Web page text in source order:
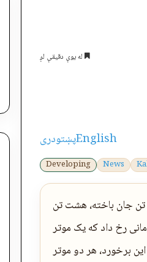
له یوې دقیقې لږ
پښتودری English
Developing News
تن جان باخته، هشت تن
رخ داد که یک موتر